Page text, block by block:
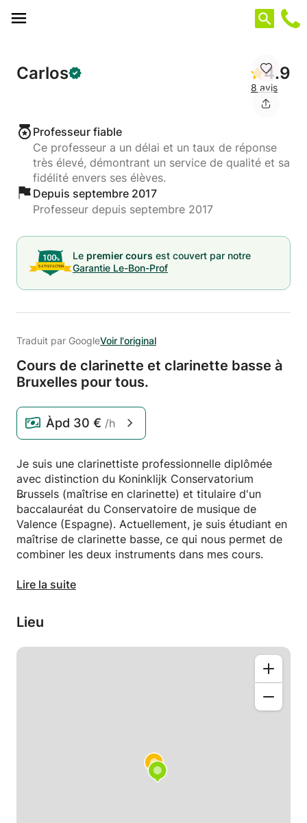
Carlos 4.9
8 avis
Professeur fiable
Ce professeur a un délai et un taux de réponse
très élevé, démontrant un service de qualité et sa
fidélité envers ses élèves.
Depuis septembre 2017
Professeur depuis septembre 2017
Le premier cours est couvert par notre
Garantie Le-Bon-Prof
Traduit par GoogleVoir l'original
Cours de clarinette et clarinette basse à
Bruxelles pour tous.
Àpd 30 € /h
Je suis une clarinettiste professionnelle diplômée
avec distinction du Koninklijk Conservatorium
Brussels (maîtrise en clarinette) et titulaire d'un
baccalauréat du Conservatoire de musique de
Valence (Espagne). Actuellement, je suis étudiant en
maîtrise de clarinette basse, ce qui nous permet de
combiner les deux instruments dans mes cours.
J'enseigne aux étudiants de tous âges et de tous
trouver un bon contact avec l'instrument et à
cultiver une relation positive avec la musique en
intégrant le développement des compétences
sont adaptées aux besoins et souhaits de chaque
En plus de jouer, je peux également offrir des leçons
sur l'harmonie, l'analyse de forme et le contrepoint
qui mettent l'accent sur la compréhension de la
Lire la suite
Lieu